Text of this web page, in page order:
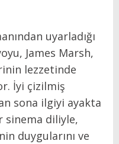
uyarladığı
James Marsh,
lezzetinde
İyi çizilmiş
sona ilgiyi ayakta
sinema diliyle,
duygularını ve